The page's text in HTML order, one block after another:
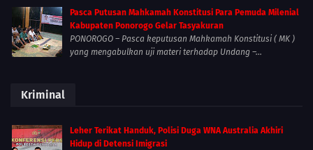
Pasca Putusan Mahkamah Konstitusi Para Pemuda Milenial
Kabupaten Ponorogo Gelar Tasyakuran
PONOROGO – Pasca keputusan Mahkamah Konstitusi ( MK )
yang mengabulkan uji materi terhadap Undang –...
Kriminal
Leher Terikat Handuk, Polisi Duga WNA Australia Akhiri
Hidup di Detensi Imigrasi